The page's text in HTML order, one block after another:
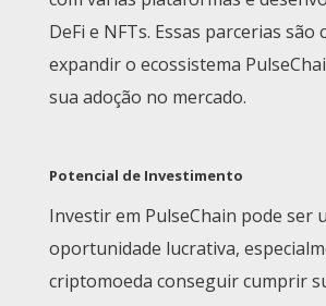
DeFi e NFTs. Essas parcerias são
expandir o ecossistema
sua adoção no mercado.
Potencial de Investimento
Investir em PulseChain pode ser
oportunidade lucrativa,
criptomoeda conseguir cumprir